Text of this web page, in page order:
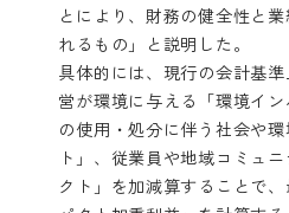
とにより、財務の健全性と
れるもの」と説明した。
具体的には、現行の会計基
営が環境に与える「環境イ
の使用・処分に伴う社会や
ト」、従業員や地域コミュ
クト」を加減算することで